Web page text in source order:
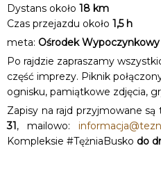
Dystans około 18 km
Czas przejazdu około 1,5 h
meta: Ośrodek Wypoczynkowy
Po rajdzie zapraszamy
część imprezy. Piknik
ognisku, pamiątkowe zdjęcia,
Zapisy na rajd przyjmowane są
31, mailowo:
Kompleksie #TężniaBusko do